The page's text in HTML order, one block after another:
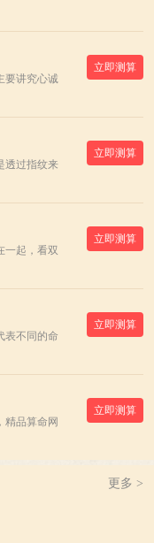
要讲究心诚
立即测算
透过指纹来
立即测算
一起，看双
立即测算
表不同的命
立即测算
精品算命网
立即测算
更多 >